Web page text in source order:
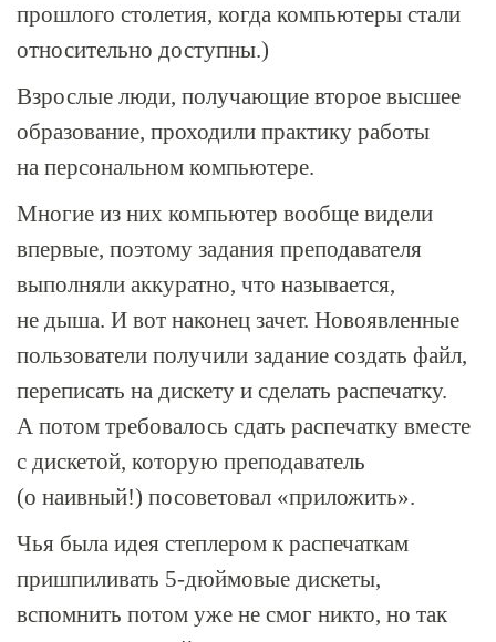
прошлого столетия, когда компьютеры стали
относительно доступны.)
Взрослые люди, получающие второе высшее
образование, проходили практику работы
на персональном компьютере.
Многие из них компьютер вообще видели
впервые, поэтому задания преподавателя
выполняли аккуратно, что называется,
не дыша. И вот наконец зачет. Новоявленные
пользователи получили задание создать файл,
переписать на дискету и сделать распечатку.
А потом требовалось сдать распечатку вместе
с дискетой, которую преподаватель
(о наивный!) посоветовал «приложить».
Чья была идея степлером к распечаткам
пришпиливать 5-дюймовые дискеты,
вспомнить потом уже не смог никто, но так